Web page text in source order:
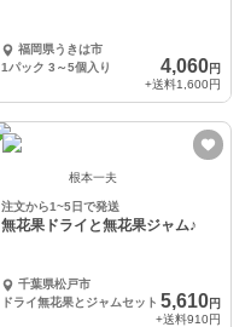
福岡県うきは市
1パック 3～5個入り
4,060円
+送料1,600円
根本一夫
注文から1~5日で発送
無花果ドライと無花果ジャム♪
千葉県松戸市
ドライ無花果とジャムセット 5,610円
+送料910円